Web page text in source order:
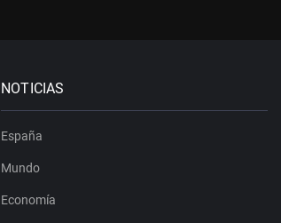
NOTICIAS
España
Mundo
Economía